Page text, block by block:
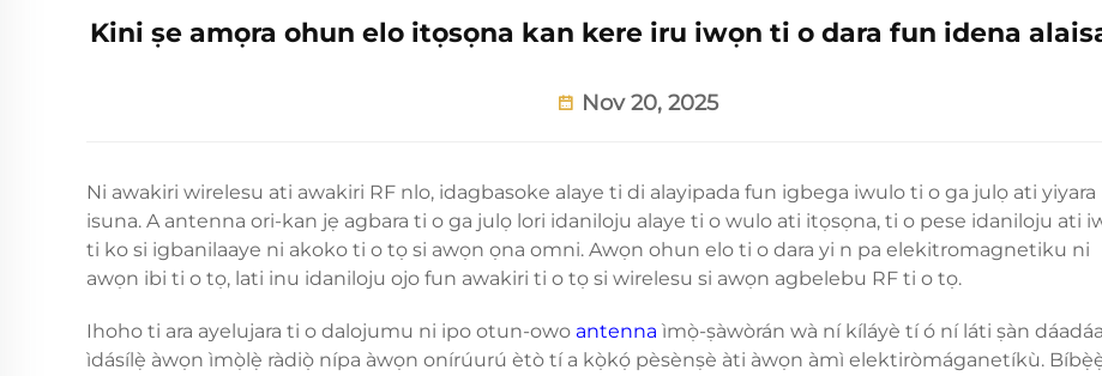
Kini ṣe amọra ohun elo itọsọna kan kere iru iwọn ti o dara fun idena
Nov 20, 2025
Ni awakiri wirelesu ati awakiri RF nlo, idagbasoke alaye ti di alayipada fun igbega iwulo ti o ga julọ ati yiyara
isuna. A antenna ori-kan jẹ agbara ti o ga julọ lori idaniloju alaye ti o wulo ati itọsọna, ti o pese idaniloju ati
ti ko si igbanilaaye ni akoko ti o tọ si awọn ọna omni. Awọn ohun elo ti o dara yi n pa elekitromagnetiku ni
awọn ibi ti o tọ, lati inu idaniloju ojo fun awakiri ti o tọ si wirelesu si awọn agbelebu RF ti o tọ.
Ihoho ti ara ayelujara ti o dalojumu ni ipo otun-owo antenna ìmọ̀-ṣàwòrán wà ní kíláyè tí ó ní láti ṣàn
ìdásílẹ̀ àwọn ìmọ̀lẹ̀ ràdiọ̀ nípa àwọn onírúurú ètò tí a kọ̀kọ́ pèsènṣè àti àwọn àmì elektiròmáganetíkù.